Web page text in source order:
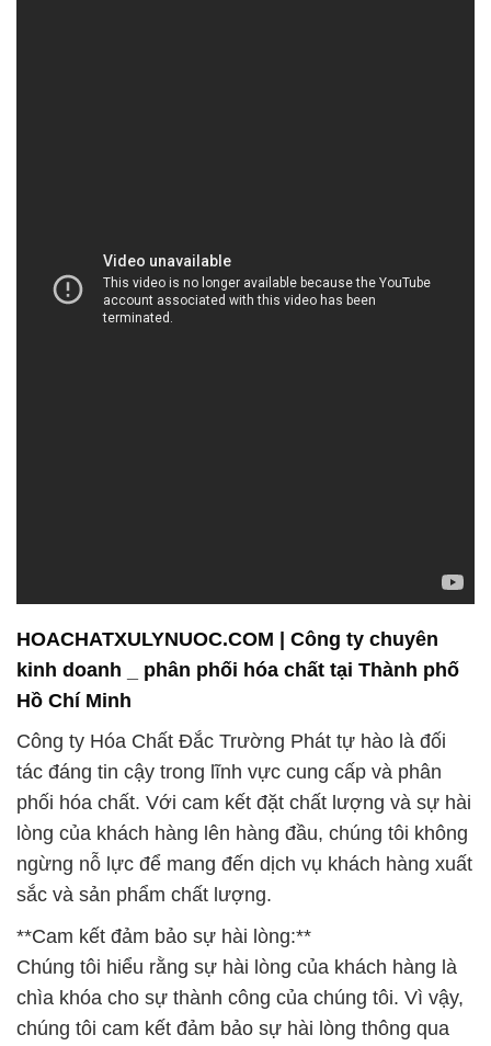
HOACHATXULYNUOC.COM | Công ty chuyên
kinh doanh _ phân phối hóa chất tại Thành phố
Hồ Chí Minh
Công ty Hóa Chất Đắc Trường Phát tự hào là đối
tác đáng tin cậy trong lĩnh vực cung cấp và phân
phối hóa chất. Với cam kết đặt chất lượng và sự hài
lòng của khách hàng lên hàng đầu, chúng tôi không
ngừng nỗ lực để mang đến dịch vụ khách hàng xuất
sắc và sản phẩm chất lượng.
**Cam kết đảm bảo sự hài lòng:**
Chúng tôi hiểu rằng sự hài lòng của khách hàng là
chìa khóa cho sự thành công của chúng tôi. Vì vậy,
chúng tôi cam kết đảm bảo sự hài lòng thông qua